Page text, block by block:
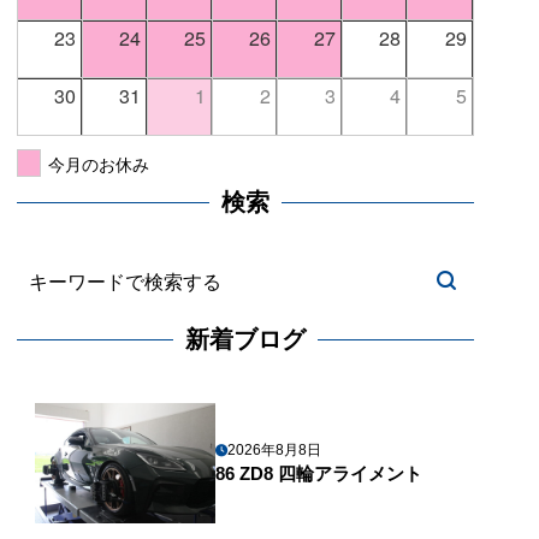
23 24 25 26 27 28 29
30 31 1 2 3 4 5
今月のお休み
検索
新着ブログ
2026年8月8日
86 ZD8 四輪アライメント